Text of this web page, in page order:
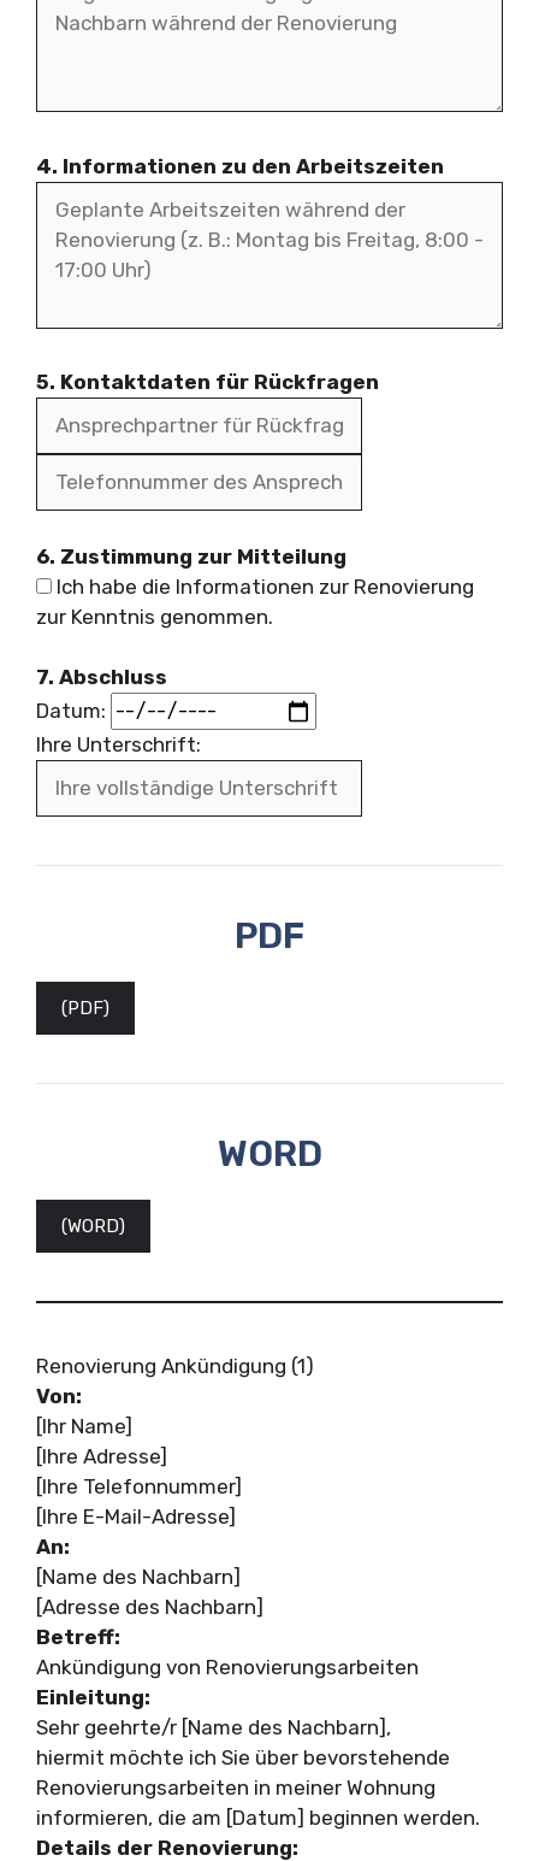
4. Informationen zu den Arbeitszeiten
5. Kontaktdaten für Rückfragen
6. Zustimmung zur Mitteilung
Ich habe die Informationen zur Renovierung
zur Kenntnis genommen.
7. Abschluss
Datum:
Ihre Unterschrift:
PDF
(PDF)
WORD
(WORD)
Renovierung Ankündigung (1)
Von:
[Ihr Name]
[Ihre Adresse]
[Ihre Telefonnummer]
[Ihre E-Mail-Adresse]
An:
[Name des Nachbarn]
[Adresse des Nachbarn]
Betreff:
Ankündigung von Renovierungsarbeiten
Einleitung:
Sehr geehrte/r [Name des Nachbarn],
hiermit möchte ich Sie über bevorstehende
Renovierungsarbeiten in meiner Wohnung
informieren, die am [Datum] beginnen werden.
Details der Renovierung: